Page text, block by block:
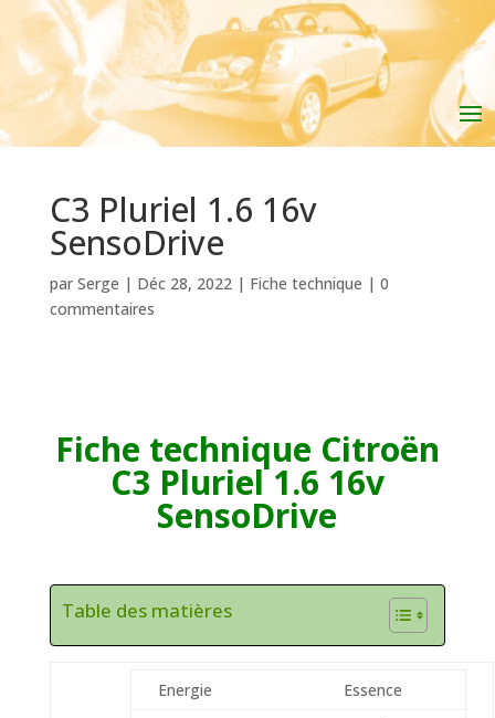
C3 Pluriel 1.6 16v
SensoDrive
par Serge | Déc 28, 2022| Fiche technique | 0
commentaires
Fiche technique Citroën
C3 Pluriel 1.6 16v
SensoDrive
Table des matières
Energie Essence